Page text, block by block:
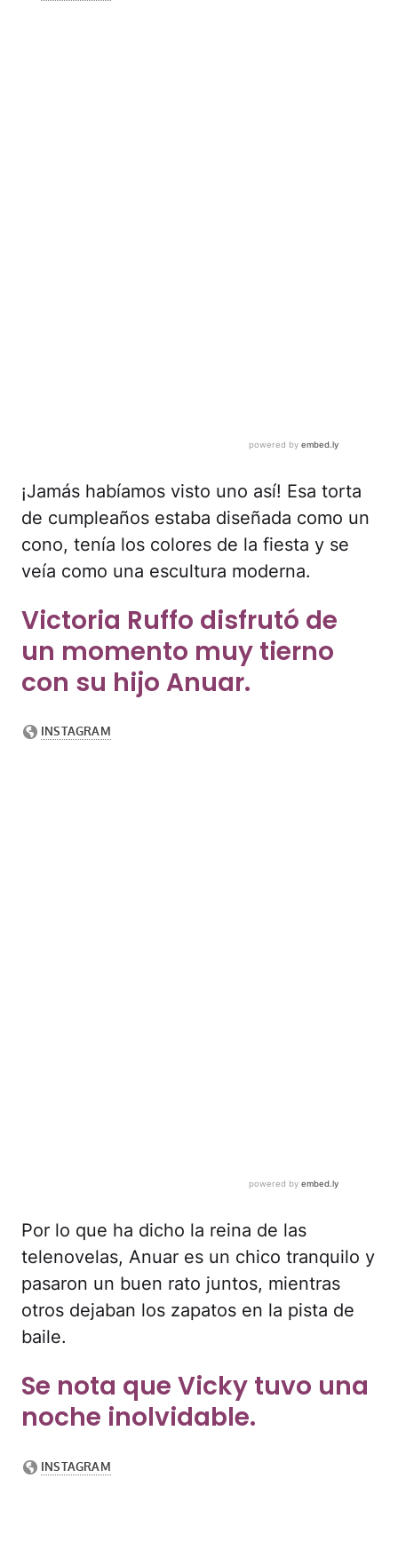
¡Jamás habíamos visto uno así! Esa torta
de cumpleaños estaba diseñada como un
cono, tenía los colores de la fiesta y se
veía como una escultura moderna.
Victoria Ruffo disfrutó de
un momento muy tierno
con su hijo Anuar.
Por lo que ha dicho la reina de las
telenovelas, Anuar es un chico tranquilo y
pasaron un buen rato juntos, mientras
otros dejaban los zapatos en la pista de
baile.
Se nota que Vicky tuvo una
noche inolvidable.